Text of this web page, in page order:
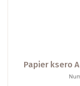
Papier ksero